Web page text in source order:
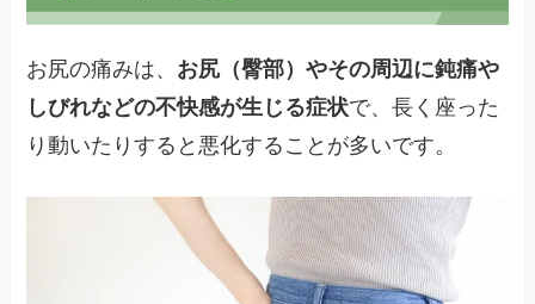
お尻の痛みは、 お尻（臀部）やその周辺に鈍痛や
しびれなどの不快感が生じる症状で、長く座った
り動いたりすると悪化することが多いです。